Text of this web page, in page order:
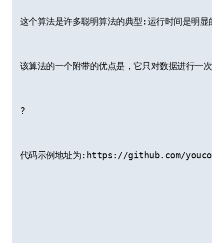
这个算法是许多聪明算法的典型:运行时间是明显的
该算法的一个附带的优点是，它只对数据进行一次
?
代码示例地址为:https://github.com/